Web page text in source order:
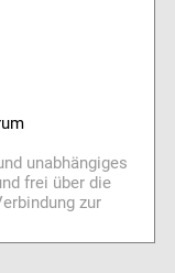
unabhängiges
frei über die
zur